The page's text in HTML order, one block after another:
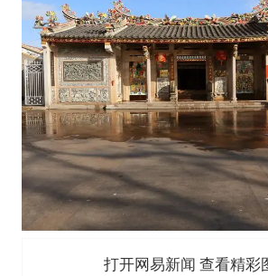
打开网易新闻 查看精彩